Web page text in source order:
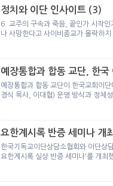
정치와 이단 인사이트 (3)
6. 교주의 구속과 죽음, 끝인가 시작인
나 사망한다고 사이비종교가 몰락하
예장통합과 합동 교단, 한국
회 탈퇴
예장통합과 합동 교단이 한국교회이
경식 목사, 이대협) 운영 방식과 정체
요한계시록 반증 세미나 개최
한국기독교이단상담소협회와 이단상
요한계시록 실상 반증 세미나'를 개최